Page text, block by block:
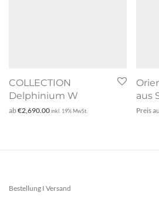
COLLECTION
Delphinium W
ab€2,690.00inkl. 19% MwSt.
aus
Preis
Bestellung I Versand